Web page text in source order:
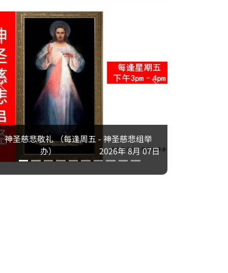
2026年粵語退省 - 天父所愛的子女
2026年 8月 10日